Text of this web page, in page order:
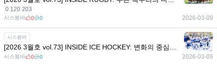
0 120 203
시스붐바 0 0 2026-03-09
시스붐바
시스붐바 0 0 2026-03-09